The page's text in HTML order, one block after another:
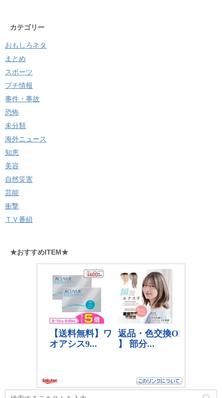
カテゴリー
おもしろネタ
まとめ
スポーツ
プチ情報
事件・事故
恐怖
未分類
海外ニュース
知恵
美容
自然災害
芸能
衝撃
ＴＶ番組
★おすすめITEM★